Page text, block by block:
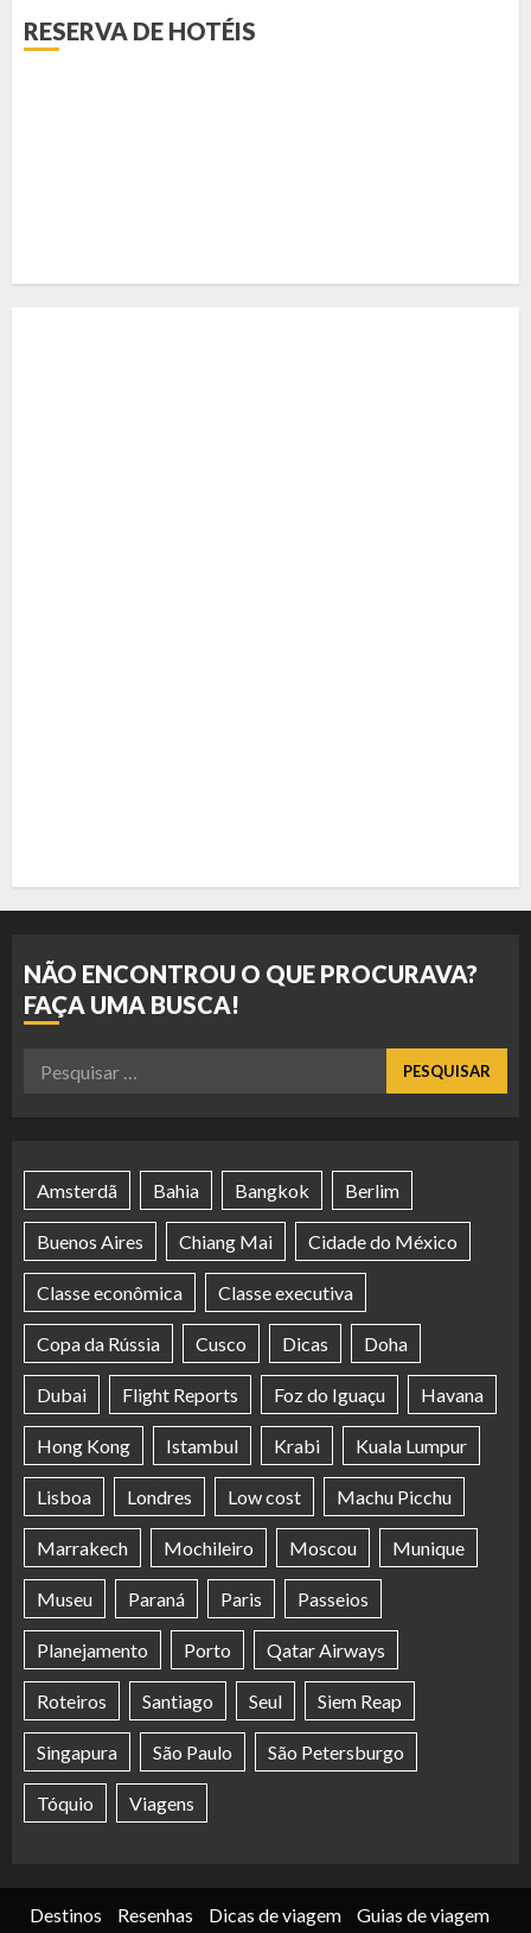
RESERVA DE HOTÉIS
NÃO ENCONTROU O QUE PROCURAVA?
FAÇA UMA BUSCA!
Pesquisar
Amsterdã Bahia Bangkok Berlim
Buenos Aires Chiang Mai Cidade do México
Classe econômica Classe executiva
Copa da Rússia Cusco Dicas Doha
Dubai Flight Reports Foz do Iguaçu Havana
Hong Kong Istambul Krabi Kuala Lumpur
Lisboa Londres Low cost Machu Picchu
Marrakech Mochileiro Moscou Munique
Museu Paraná Paris Passeios
Planejamento Porto Qatar Airways
Roteiros Santiago Seul Siem Reap
Singapura São Paulo São Petersburgo
Tóquio Viagens
Destinos Resenhas Dicas de viagem Guias de viagem